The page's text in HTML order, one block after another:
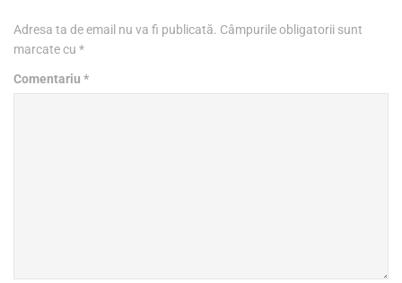
Adresa ta de email nu va fi publicată. Câmpurile obligatorii sunt
marcate cu *
Comentariu *